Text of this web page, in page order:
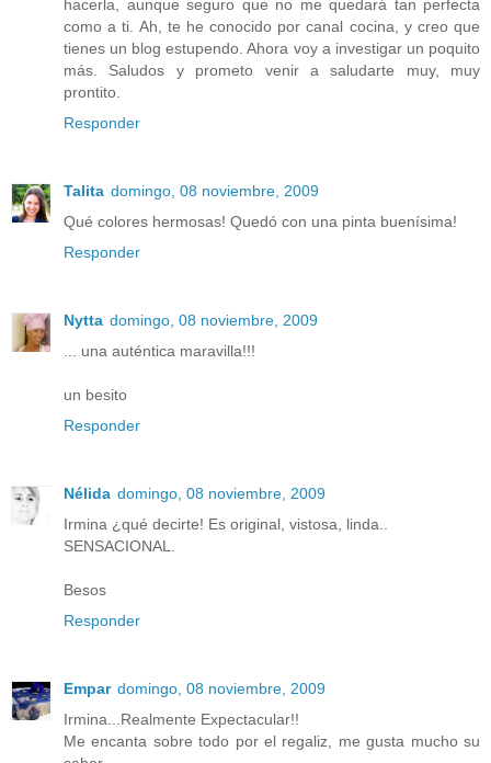
hacerla, aunque seguro que no me quedará tan perfecta
como a ti. Ah, te he conocido por canal cocina, y creo que
tienes un blog estupendo. Ahora voy a investigar un poquito
más. Saludos y prometo venir a saludarte muy, muy
prontito.
Responder
Talita domingo, 08 noviembre, 2009
Qué colores hermosas! Quedó con una pinta buenísima!
Responder
Nytta domingo, 08 noviembre, 2009
... una auténtica maravilla!!!
un besito
Responder
Nélida domingo, 08 noviembre, 2009
Irmina ¿qué decirte! Es original, vistosa, linda..
SENSACIONAL.
Besos
Responder
Empar domingo, 08 noviembre, 2009
Irmina...Realmente Expectacular!!
Me encanta sobre todo por el regaliz, me gusta mucho su